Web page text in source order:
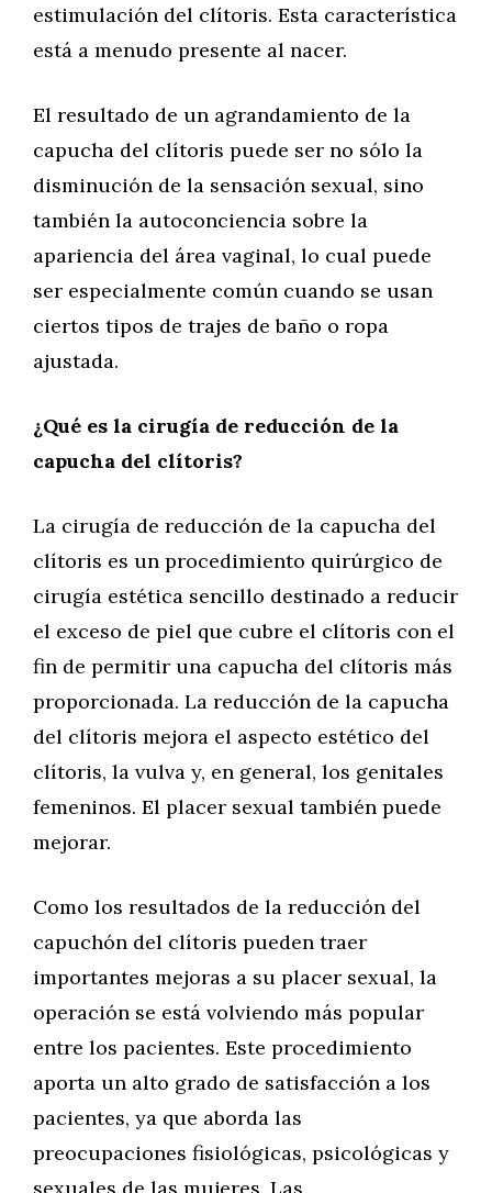
estimulación del clítoris. Esta característica
está a menudo presente al nacer.
El resultado de un agrandamiento de la
capucha del clítoris puede ser no sólo la
disminución de la sensación sexual, sino
también la autoconciencia sobre la
apariencia del área vaginal, lo cual puede
ser especialmente común cuando se usan
ciertos tipos de trajes de baño o ropa
ajustada.
¿Qué es la cirugía de reducción de la
capucha del clítoris?
La cirugía de reducción de la capucha del
clítoris es un procedimiento quirúrgico de
cirugía estética sencillo destinado a reducir
el exceso de piel que cubre el clítoris con el
fin de permitir una capucha del clítoris más
proporcionada. La reducción de la capucha
del clítoris mejora el aspecto estético del
clítoris, la vulva y, en general, los genitales
femeninos. El placer sexual también puede
mejorar.
Como los resultados de la reducción del
capuchón del clítoris pueden traer
importantes mejoras a su placer sexual, la
operación se está volviendo más popular
entre los pacientes. Este procedimiento
aporta un alto grado de satisfacción a los
pacientes, ya que aborda las
preocupaciones fisiológicas, psicológicas y
sexuales de las mujeres. Las